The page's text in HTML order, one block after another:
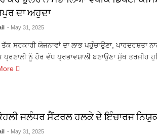
ਦਾ ਅਹੁਦਾ
- May 31, 2025
ਤੱਕ ਸਰਕਾਰੀ ਯੋਜਨਾਵਾਂ ਦਾ ਲਾਭ ਪਹੁੰਚਾਉਣਾ, ਪਾਰਦਰਸ਼ਤਾ
ਪ੍ਰਣਾਲੀ ਨੂੰ ਹੋਰ ਵੱਧ ਪ੍ਰਭਾਵਸ਼ਾਲੀ ਬਣਾਉਣਾ ਮੁੱਖ
ਜਲੰਧਰ ਸੈਂਟਰਲ ਹਲਕੇ ਦੇ ਇੰਚਾਰਜ
- May 31, 2025